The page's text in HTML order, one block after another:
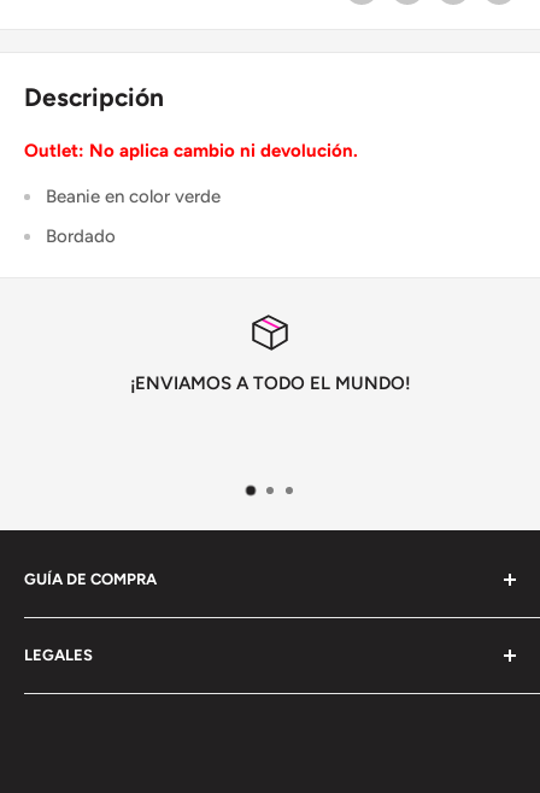
Descripción
Outlet: No aplica cambio ni devolución.
Beanie en color verde
Bordado
¡ENVIAMOS A TODO EL MUNDO!
GUÍA DE COMPRA
Información General
Envío
Pagos y devoluciones
LEGALES
Terminos y condiciones